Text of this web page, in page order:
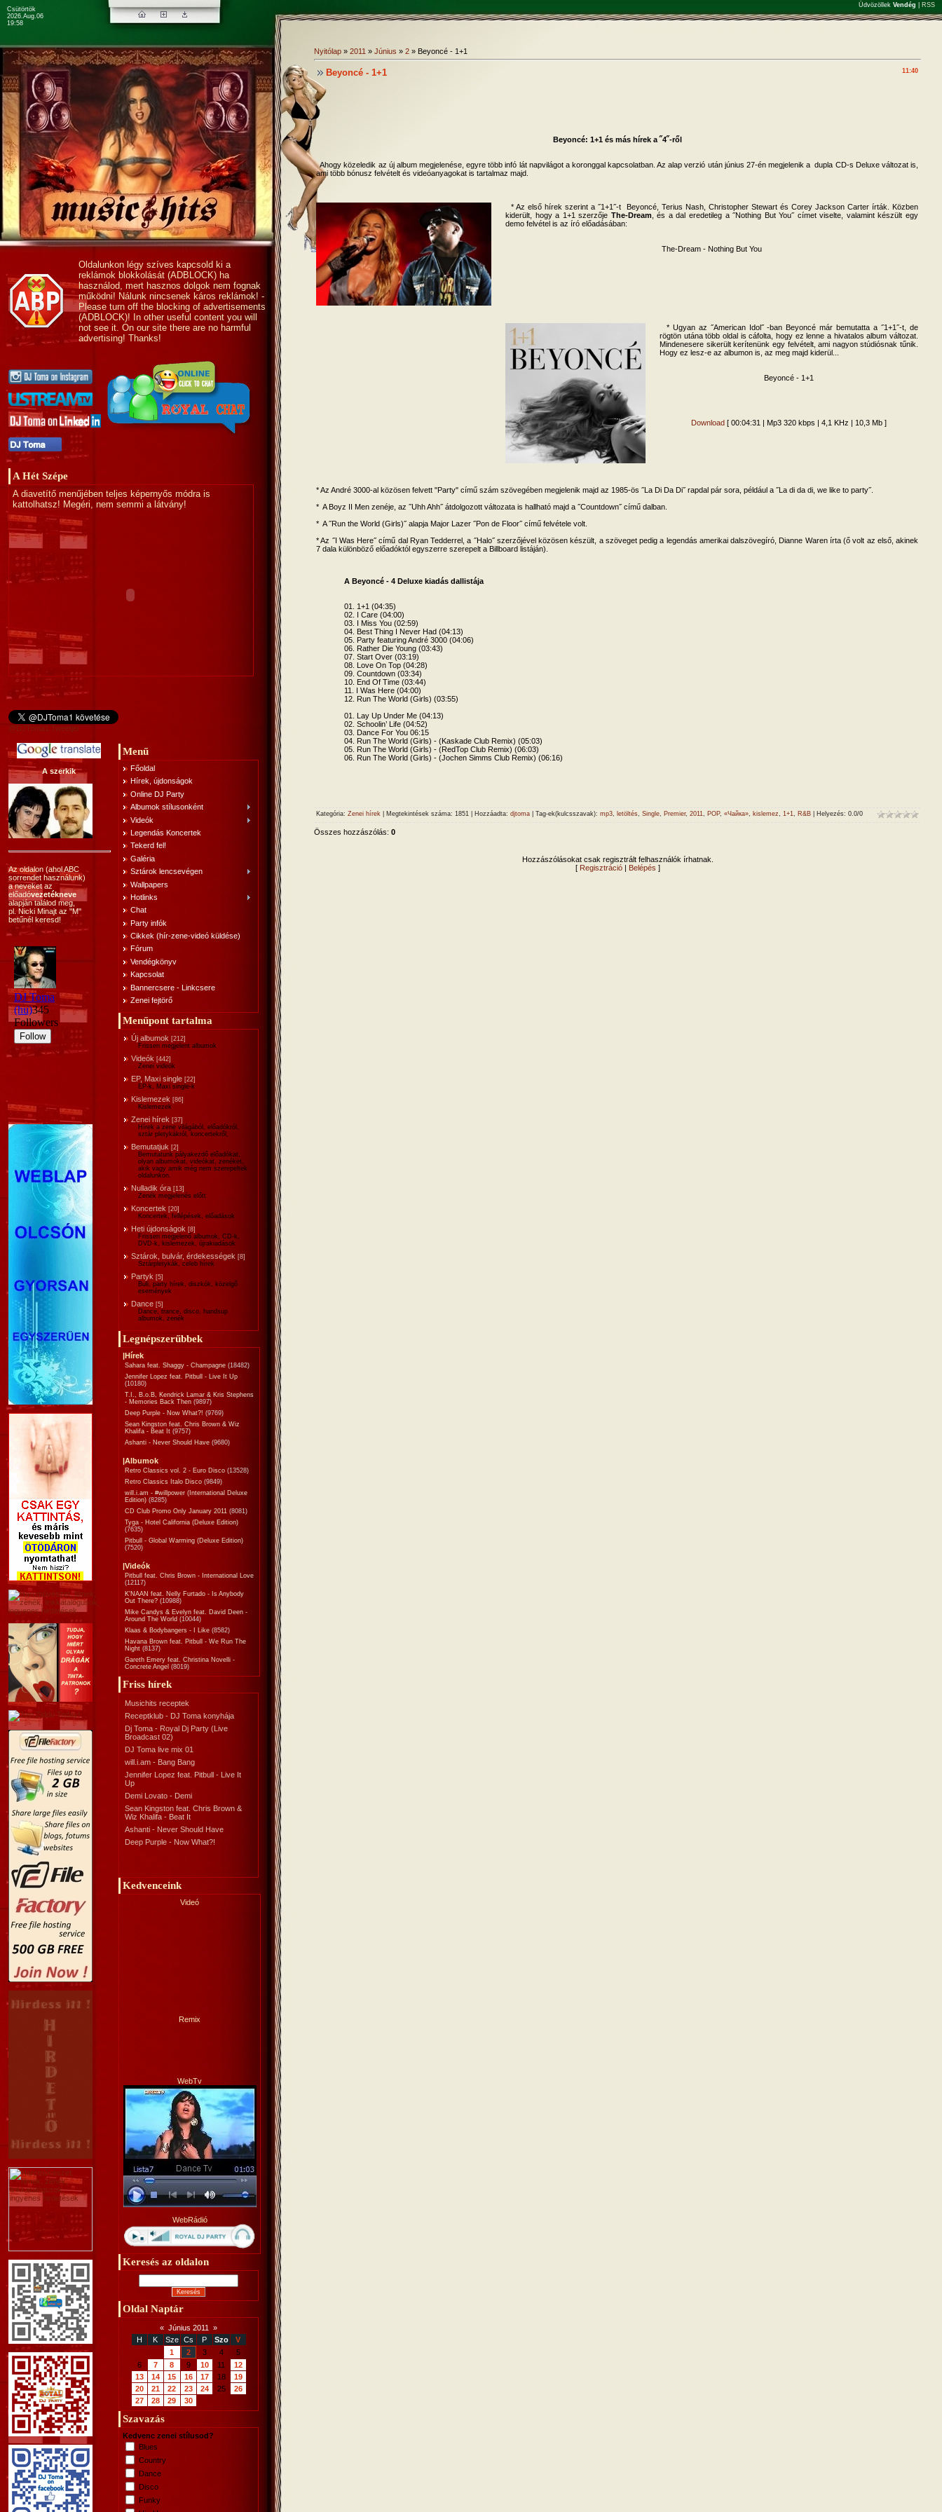
Csütörtök
2026.Aug.06
19:58
Üdvözöllek Vendég RSS
Oldalunkon légy szíves kapcsold ki a
reklámok blokkolását (ADBLOCK) ha
használod, mert hasznos dolgok nem fognak
működni! Nálunk nincsenek káros reklámok! -
Please turn off the blocking of advertisements
(ADBLOCK)! In other useful content you will
not see it. On our site there are no harmful
advertising! Thanks!
A Hét Szépe
A diavetítő menűjében teljes képernyős módra is
kattolhatsz! Megéri, nem semmi a látvány!
@DJToma1 Tweetjei
A szerkik
Az oldalon (ahol ABC
sorrendet használunk)
a neveket az
előadóvezetékneve
alapján találod meg,
pl. Nicki Minajt az "M"
betűnél keresd!
Menű
Főoldal
Hírek, újdonságok
Online DJ Party
Albumok stílusonként
Videók
Legendás Koncertek
Tekerd fel!
Galéria
Sztárok lencsevégen
Wallpapers
Hotlinks
Chat
Party infók
Cikkek (hír-zene-videó küldése)
Fórum
Vendégkönyv
Kapcsolat
Bannercsere - Linkcsere
Zenei fejtörő
Menűpont tartalma
Új albumok [212]
Frissen megjelent albumok
Videók [442]
Zenei videók
EP, Maxi single [22]
EP-k, Maxi single-k
Kislemezek [86]
Kislemezek
Zenei hírek [37]
Hírek a zene világából, előadókról,
sztár pletykákról, koncertekről,
Bemutatjuk [2]
Bemutatunk pályakezdő előadókat,
olyan albumokat, videókat, zenéket,
akik vagy amik még nem szerepeltek
oldalunkon.
Nulladik óra [13]
Zenék megjelenés előtt
Koncertek [20]
Koncertek, fellépések, előadások
Heti újdonságok [8]
Frissen megjelenő albumok, CD-k,
DVD-k, kislemezek, újrakiadások
Sztárok, bulvár, érdekességek [8]
Sztárpletykák, celeb hírek
Partyk [5]
Buli, party hírek, diszkók, közelgő
események
Dance [5]
Dance, trance, disco, handsup
albumok, zenék
Legnépszerűbbek
|Hírek
Sahara feat. Shaggy - Champagne (18482)
Jennifer Lopez feat. Pitbull - Live It Up
(10180)
T.I., B.o.B, Kendrick Lamar & Kris Stephens
- Memories Back Then (9897)
Deep Purple - Now What?! (9769)
Sean Kingston feat. Chris Brown & Wiz
Khalifa - Beat It (9757)
Ashanti - Never Should Have (9680)
|Albumok
Retro Classics vol. 2 - Euro Disco (13528)
Retro Classics Italo Disco (9849)
will.i.am - #willpower (International Deluxe
Edition) (8285)
CD Club Promo Only January 2011 (8081)
Tyga - Hotel California (Deluxe Edition)
(7635)
Pitbull - Global Warming (Deluxe Edition)
(7520)
|Videók
Pitbull feat. Chris Brown - International Love
(12117)
K'NAAN feat. Nelly Furtado - Is Anybody
Out There? (10988)
Mike Candys & Evelyn feat. David Deen -
Around The World (10044)
Klaas & Bodybangers - I Like (8582)
Havana Brown feat. Pitbull - We Run The
Night (8137)
Gareth Emery feat. Christina Novelli -
Concrete Angel (8019)
Friss hírek
Musichits receptek
Receptklub - DJ Toma konyhája
Dj Toma - Royal Dj Party (Live
Broadcast 02)
DJ Toma live mix 01
will.i.am - Bang Bang
Jennifer Lopez feat. Pitbull - Live It
Up
Demi Lovato - Demi
Sean Kingston feat. Chris Brown &
Wiz Khalifa - Beat It
Ashanti - Never Should Have
Deep Purple - Now What?!
Kedvenceink
Videó
Remix
WebTv
WebRádió
Keresés az oldalon
Oldal Naptár
« Június 2011
»
H
K Sze Cs P Szo
V
1
2 3 4
5
6
7 8 9 10 11
12
13
14 15 16 17 18
19
20
21 22 23 24 25
26
27
28 29 30
Szavazás
Kedvenc zenei stílusod?
Blues
Country
Dance
Disco
Funky
Nyitólap » 2011 » Június » 2 » Beyoncé - 1+1
11:40
Beyoncé - 1+1
Beyoncé: 1+1 és más hírek a ˝4˝-ről
Ahogy közeledik az új album megjelenése, egyre több infó lát napvilágot a koronggal kapcsolatban. Az alap verzió után június 27-én megjelenik a dupla CD-s Deluxe változat is,
ami több bónusz felvételt és videóanyagokat is tartalmaz majd.
* Az első hírek szerint a ˝1+1˝-t Beyoncé, Terius Nash, Christopher Stewart és Corey Jackson Carter írták. Közben
kiderült, hogy a 1+1 szerzője The-Dream , és a dal eredetileg a ˝Nothing But You˝ címet viselte, valamint készült egy
demo felvétel is az író előadásában:
The-Dream - Nothing But You
* Ugyan az ˝American Idol˝ -ban Beyoncé már bemutatta a ˝1+1˝-t, de
rögtön utána több oldal is cáfolta, hogy ez lenne a hivatalos album változat.
Mindenesere sikerült kerítenünk egy felvételt, ami nagyon stúdiósnak tűnik.
Hogy ez lesz-e az albumon is, az meg majd kiderül...
Beyoncé - 1+1
Download [ 00:04:31 | Mp3 320 kbps | 4,1 KHz | 10,3 Mb ]
* Az André 3000-al közösen felvett "Party" című szám szövegében megjelenik majd az 1985-ös ˝La Di Da Di˝ rapdal pár sora, például a ˝La di da di, we like to party˝.
* A Boyz II Men zenéje, az ˝Uhh Ahh˝ átdolgozott változata is hallható majd a ˝Countdown˝ című dalban.
* A ˝Run the World (Girls)˝ alapja Major Lazer ˝Pon de Floor˝ című felvétele volt.
* Az ˝I Was Here˝ című dal Ryan Tedderrel, a ˝Halo˝ szerzőjével közösen készült, a szöveget pedig a legendás amerikai dalszövegíró, Dianne Waren írta (ő volt az első, akinek
7 dala különböző előadóktól egyszerre szerepelt a Billboard listáján).
A Beyoncé - 4 Deluxe kiadás dallistája
01. 1+1 (04:35)
02. I Care (04:00)
03. I Miss You (02:59)
04. Best Thing I Never Had (04:13)
05. Party featuring André 3000 (04:06)
06. Rather Die Young (03:43)
07. Start Over (03:19)
08. Love On Top (04:28)
09. Countdown (03:34)
10. End Of Time (03:44)
11. I Was Here (04:00)
12. Run The World (Girls) (03:55)
01. Lay Up Under Me (04:13)
02. Schoolin’ Life (04:52)
03. Dance For You 06:15
04. Run The World (Girls) - (Kaskade Club Remix) (05:03)
05. Run The World (Girls) - (RedTop Club Remix) (06:03)
06. Run The World (Girls) - (Jochen Simms Club Remix) (06:16)
Kategória: Zenei hírek Megtekintések száma: 1851 | Hozzáadta: djtoma Tag-ek(kulcsszavak): mp3 letöltés Single Premier, 2011 POP, «Чайка» kislemez 1+1 R&B Helyezés: 0.0/0
Összes hozzászólás: 0
Hozzászólásokat csak regisztrált felhasználók írhatnak.
[ Regisztráció| Belépés ]